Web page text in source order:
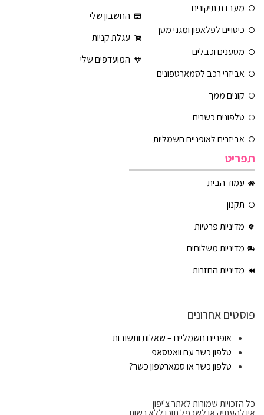
מעבדת תיקונים
כיסויים לפלאפון ומגני מסך
מטענים וכבלים
אביזרי רכב לסמארטפונים
קונים ממך
טלפונים כשרים
אביזרים לאופניים חשמליות
החשבון שלי
עגלת קניות
המועדפים שלי
תפריט
עמוד הבית
תקנון
מדיניות פרטיות
מדיניות משלוחים
מדיניות החזרות
פוסטים אחרונים
אופניים חשמליים – שאלות ותשובות
טלפון כשר עם וואטסאפ
טלפון כשר או סמארטפון כשר?
כל הזכויות שמורות לאתר צ'יפון